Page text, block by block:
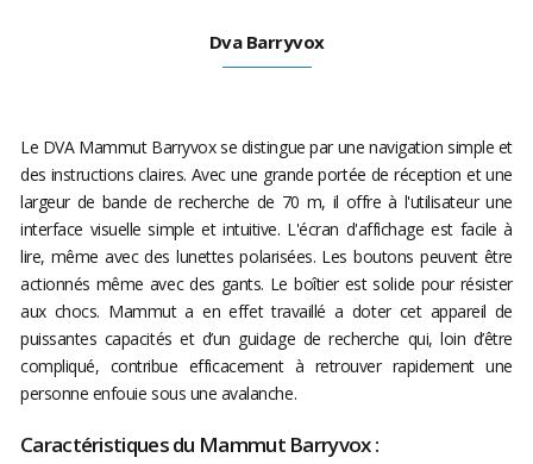
Dva Barryvox
Le DVA Mammut Barryvox se distingue par une navigation simple et
des instructions claires. Avec une grande portée de réception et une
largeur de bande de recherche de 70 m, il offre à l'utilisateur une
interface visuelle simple et intuitive. L'écran d'affichage est facile à
lire, même avec des lunettes polarisées. Les boutons peuvent être
actionnés même avec des gants. Le boîtier est solide pour résister
aux chocs. Mammut a en effet travaillé a doter cet appareil de
puissantes capacités et d’un guidage de recherche qui, loin d’être
compliqué, contribue efficacement à retrouver rapidement une
personne enfouie sous une avalanche.
Caractéristiques du Mammut Barryvox :